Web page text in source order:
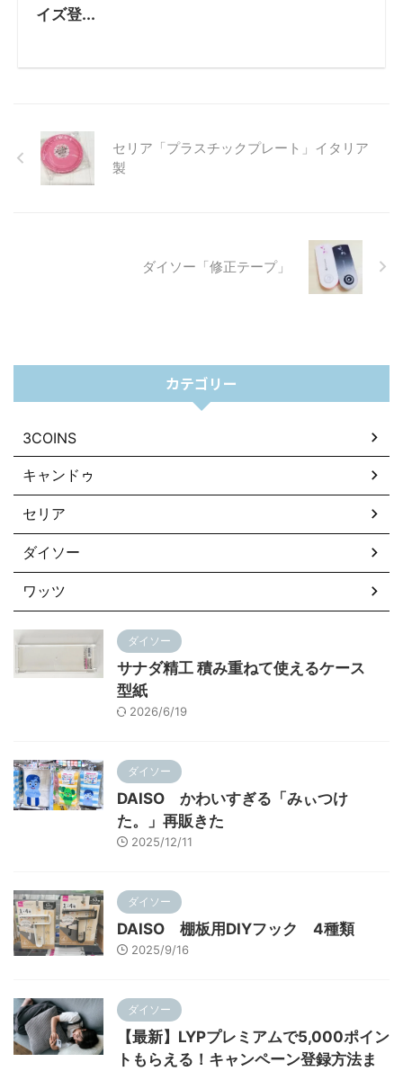
イズ登...
セリア「プラスチックプレート」イタリア
製
ダイソー「修正テープ」
カテゴリー
3COINS
キャンドゥ
セリア
ダイソー
ワッツ
ダイソー
サナダ精工 積み重ねて使えるケース
型紙
2026/6/19
ダイソー
DAISO かわいすぎる「みぃつけ
た。」再販きた
2025/12/11
ダイソー
DAISO 棚板用DIYフック 4種類
2025/9/16
ダイソー
【最新】LYPプレミアムで5,000ポイン
トもらえる！キャンペーン登録方法ま